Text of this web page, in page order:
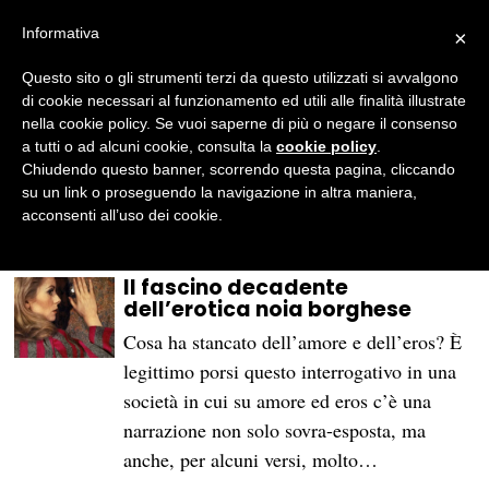
Antonia D'Eri Viesti
A proud millennial. Dopo il dottorato in
semiotica e gender studies decide di
dedicarsi solo alle sue passioni, la
comunicazione e la scrittura.
Copywriter e formatrice.
La verità sta negli interstizi, sui margini e
Il fascino decadente
dell’erotica noia borghese
Cosa ha stancato dell’amore e dell’eros? È
legittimo porsi questo interrogativo in una
società in cui su amore ed eros c’è una
narrazione non solo sovra-esposta, ma
anche, per alcuni versi, molto…
×
Informativa
Questo sito o gli strumenti terzi da questo utilizzati si avvalgono
di cookie necessari al funzionamento ed utili alle finalità illustrate
nella cookie policy. Se vuoi saperne di più o negare il consenso
a tutti o ad alcuni cookie, consulta la cookie policy
Chiudendo questo banner, scorrendo questa pagina, cliccando
su un link o proseguendo la navigazione in altra maniera,
acconsenti all’uso dei cookie.